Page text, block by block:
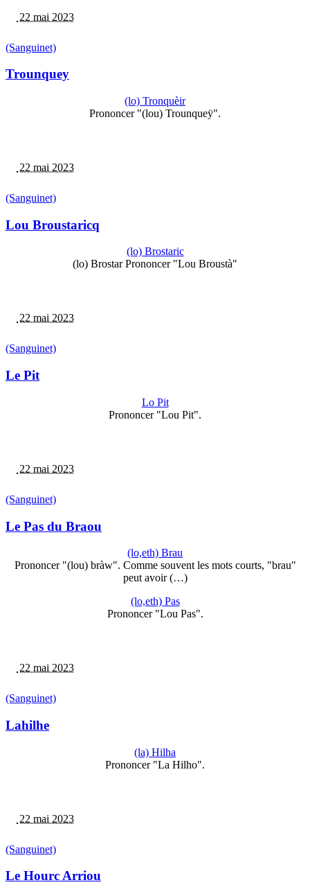
22 mai 2023
(Sanguinet)
Trounquey
(lo) Tronquèir
Prononcer "(lou) Trounqueÿ".
22 mai 2023
(Sanguinet)
Lou Broustaricq
(lo) Brostaric
(lo) Brostar Prononcer "Lou Broustà"
22 mai 2023
(Sanguinet)
Le Pit
Lo Pit
Prononcer "Lou Pit".
22 mai 2023
(Sanguinet)
Le Pas du Braou
(lo,eth) Brau
Prononcer "(lou) bràw". Comme souvent les mots courts, "brau"
peut avoir (…)
(lo,eth) Pas
Prononcer "Lou Pas".
22 mai 2023
(Sanguinet)
Lahilhe
(la) Hilha
Prononcer "La Hilho".
22 mai 2023
(Sanguinet)
Le Hourc Arriou